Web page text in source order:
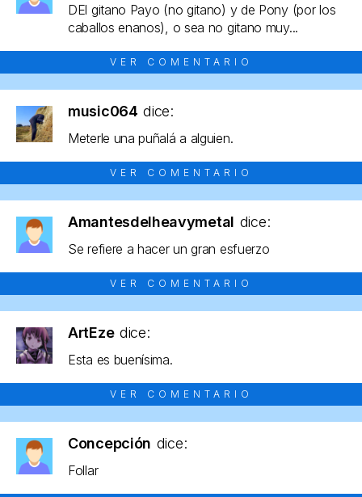
DEl gitano Payo (no gitano) y de Pony (por los
caballos enanos), o sea no gitano muy...
VER COMENTARIO
music064 dice:
Meterle una puñalá a alguien.
VER COMENTARIO
Amantesdelheavymetal dice:
Se refiere a hacer un gran esfuerzo
VER COMENTARIO
ArtEze dice:
Esta es buenísima.
VER COMENTARIO
Concepción dice:
Follar